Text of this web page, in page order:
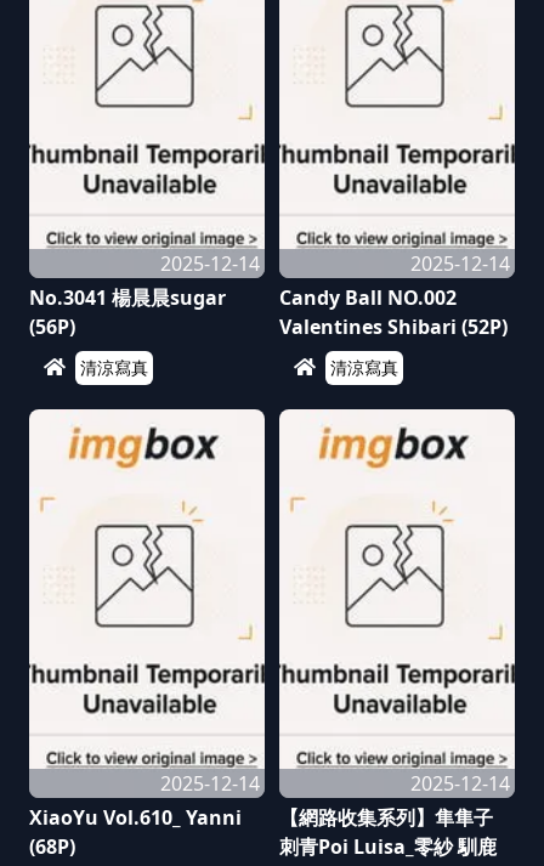
2025-12-14
No.3041 楊晨晨sugar
(56P)
清涼寫真
2025-12-14
Candy Ball NO.002
Valentines Shibari (52P)
清涼寫真
2025-12-14
XiaoYu Vol.610_ Yanni
(68P)
2025-12-14
【網路收集系列】隼隼子
刺青Poi Luisa_零紗 馴鹿